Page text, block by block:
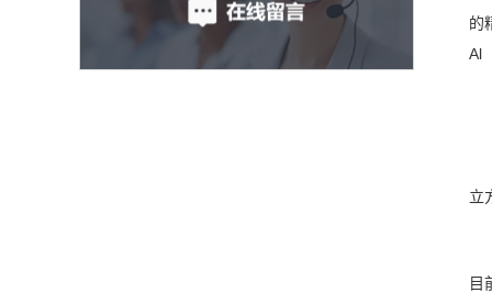
的
Al
立
目